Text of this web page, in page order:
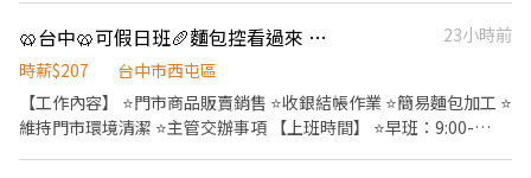
品上架/整理、即期品挑檢 · 主管臨時交辦事項
🥨台中🥨可假日班🥖麵包控看過來 【麵包門市人員】
23小時前
時薪$207
台中市西屯區
【工作內容】 ⭐️門市商品販賣銷售 ⭐️收銀結帳作業 ⭐️簡易麵包加工 ⭐️
維持門市環境清潔 ⭐️主管交辦事項 【上班時間】 ⭐️早班：9:00-